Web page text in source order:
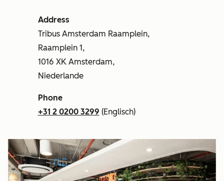
Address
Tribus Amsterdam Raamplein,
Raamplein 1,
1016 XK Amsterdam,
Niederlande
Phone
+31 2 0200 3299 (Englisch)